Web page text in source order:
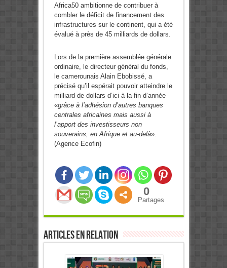
Africa50 ambitionne de contribuer à
combler le déficit de financement des
infrastructures sur le continent, qui a été
évalué à près de 45 milliards de dollars.
Lors de la première assemblée générale
ordinaire, le directeur général du fonds,
le camerounais Alain Ebobissé, a
précisé qu’il espérait pouvoir atteindre le
milliard de dollars d’ici à la fin d’année
«grâce à l’adhésion d’autres banques
centrales africaines mais aussi à
l’apport des investisseurs non
souverains, en Afrique et au-delà».
(Agence Ecofin)
0
Partages
Articles en relation